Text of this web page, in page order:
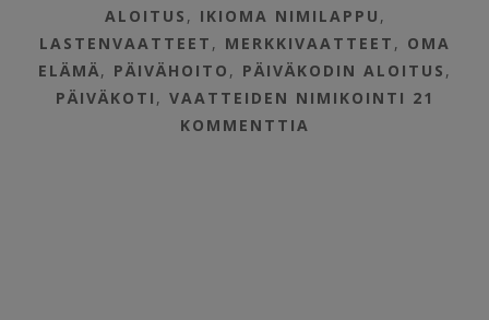
ALOITUS , IKIOMA NIMILAPPU ,
LASTENVAATTEET , MERKKIVAATTEET , OMA
ELÄMÄ, PÄIVÄHOITO , PÄIVÄKODIN ALOITUS ,
PÄIVÄKOTI ,VAATTEIDEN NIMIKOINTI 21
KOMMENTTIA